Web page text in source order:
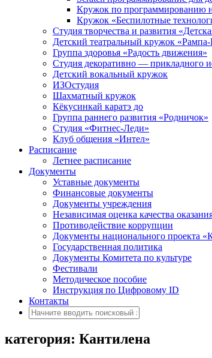
Кружок по программированию
Кружок «Беспилотные
Студия творчества и развития
Детский театральный кружок
Группа здоровья «Радость движения»
Студия декоративно — прикладного
Детский вокальный кружок
ИЗОстудия
Шахматный кружок
Кёкусинкай каратэ до
Группа раннего развития «Родничок»
Cтудия «Фитнес-Леди»
Клуб общения «Интел»
Расписание
Летнее расписание
Документы
Уставные документы
Финансовые документы
Документы учреждения
Независимая оценка качества
Противодействие коррупции
Документы национального проекта
Государственная политика
Документы Комитета по культуре
Фестивали
Методическое пособие
Инструкция по Цифровому ID
Контакты
категория: Кантилена